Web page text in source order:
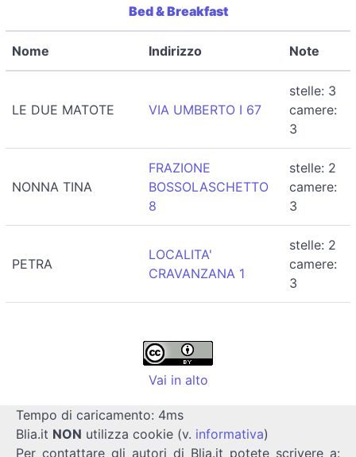
Bed & Breakfast
Nome Indirizzo Note
LE DUE MATOTE VIA UMBERTO I 67
stelle: 3
camere:
3
NONNA TINA
FRAZIONE
BOSSOLASCHETTO
8
stelle: 2
camere:
3
PETRA
LOCALITA'
CRAVANZANA 1
stelle: 2
camere:
3
Vai in alto
Tempo di caricamento: 4ms
Blia.it NON utilizza cookie (v. informativa)
Per contattare gli autori di Blia.it potete scrivere a: